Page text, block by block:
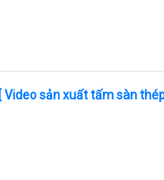
[ Video sản xuất tấm sàn